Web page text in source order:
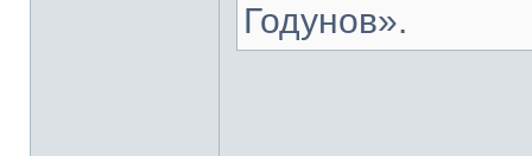
Годунов».